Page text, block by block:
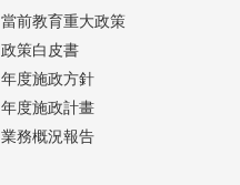
當前教育重大政策
政策白皮書
年度施政方針
年度施政計畫
業務概況報告